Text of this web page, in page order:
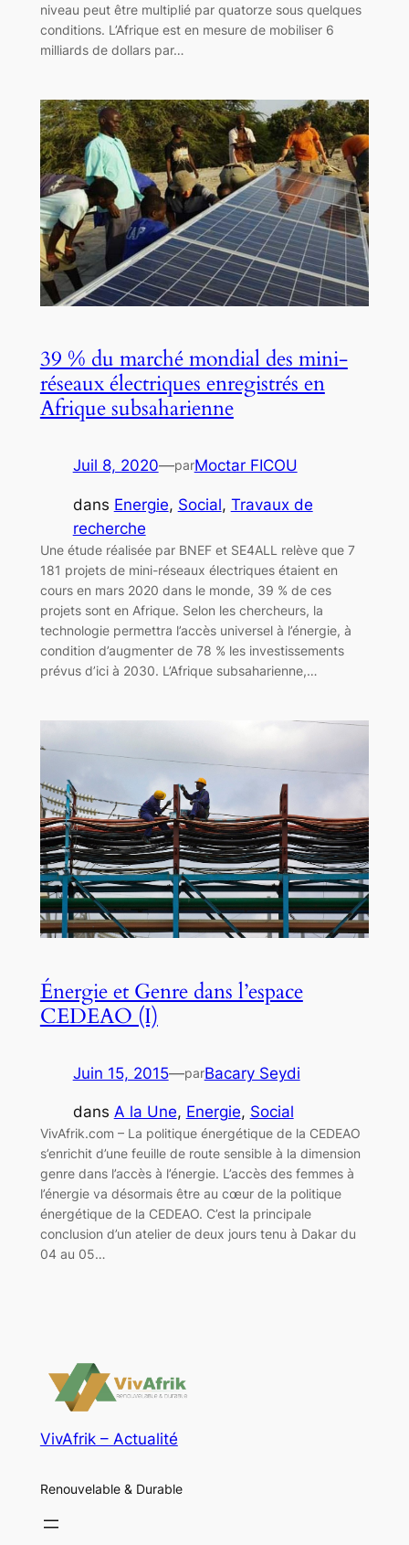
niveau peut être multiplié par quatorze sous quelques
conditions. L’Afrique est en mesure de mobiliser 6
milliards de dollars par…
39 % du marché mondial des mini-
réseaux électriques enregistrés en
Afrique subsaharienne
Juil 8, 2020—parMoctar FICOU
dans Energie, Social, Travaux de
recherche
Une étude réalisée par BNEF et SE4ALL relève que 7
181 projets de mini-réseaux électriques étaient en
cours en mars 2020 dans le monde, 39 % de ces
projets sont en Afrique. Selon les chercheurs, la
technologie permettra l’accès universel à l’énergie, à
condition d’augmenter de 78 % les investissements
prévus d’ici à 2030. L’Afrique subsaharienne,…
Énergie et Genre dans l’espace
CEDEAO (I)
Juin 15, 2015—parBacary Seydi
dans A la Une, Energie, Social
VivAfrik.com – La politique énergétique de la CEDEAO
s’enrichit d’une feuille de route sensible à la dimension
genre dans l’accès à l’énergie. L’accès des femmes à
l’énergie va désormais être au cœur de la politique
énergétique de la CEDEAO. C’est la principale
conclusion d’un atelier de deux jours tenu à Dakar du
04 au 05…
VivAfrik – Actualité
Renouvelable & Durable